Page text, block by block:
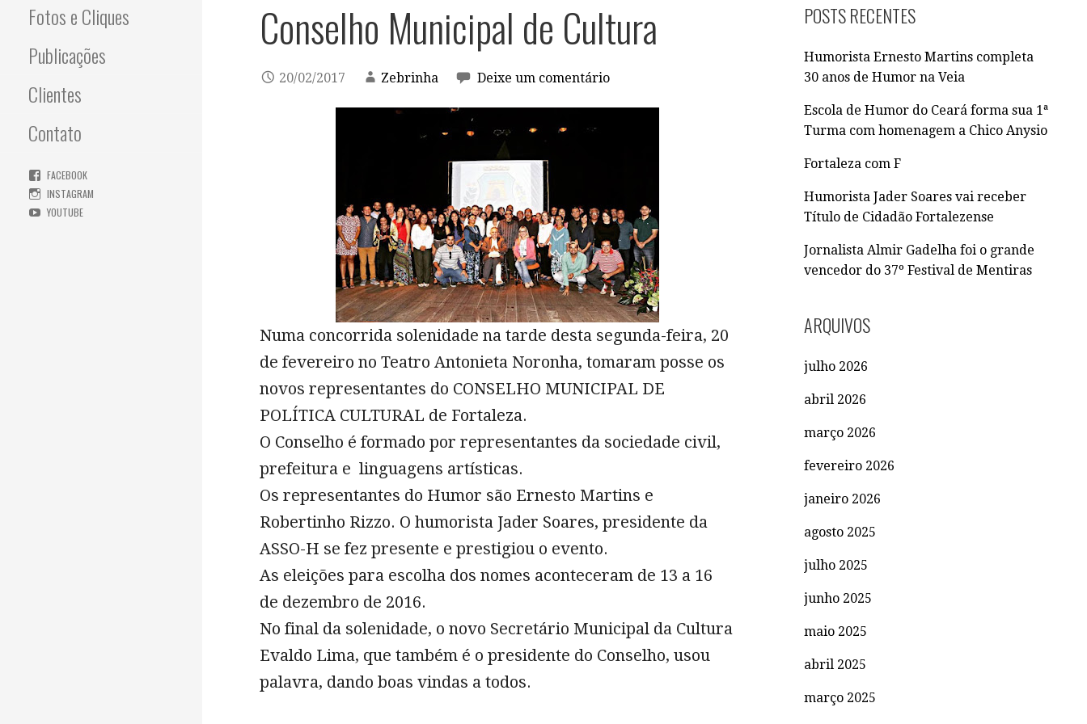
Fotos e Cliques
Publicações
Clientes
Contato
FACEBOOK
INSTAGRAM
YOUTUBE
Conselho Municipal de Cultura
20/02/2017 Zebrinha Deixe um comentário
Numa concorrida solenidade na tarde desta segunda-feira, 20
de fevereiro no Teatro Antonieta Noronha, tomaram posse os
novos representantes do CONSELHO MUNICIPAL DE
POLÍTICA CULTURAL de Fortaleza.
O Conselho é formado por representantes da sociedade civil,
prefeitura e linguagens artísticas.
Os representantes do Humor são Ernesto Martins e
Robertinho Rizzo. O humorista Jader Soares, presidente da
ASSO-H se fez presente e prestigiou o evento.
As eleições para escolha dos nomes aconteceram de 13 a 16
de dezembro de 2016.
No final da solenidade, o novo Secretário Municipal da Cultura
Evaldo Lima, que também é o presidente do Conselho, usou
palavra, dando boas vindas a todos.
Q
U
S
A
R
P
R
POSTS RECENTES
Humorista Ernesto Martins completa
30 anos de Humor na Veia
Escola de Humor do Ceará forma sua 1ª
Turma com homenagem a Chico Anysio
Fortaleza com F
Humorista Jader Soares vai receber
Título de Cidadão Fortalezense
Jornalista Almir Gadelha foi o grande
vencedor do 37º Festival de Mentiras
ARQUIVOS
julho 2026
abril 2026
março 2026
fevereiro 2026
janeiro 2026
agosto 2025
julho 2025
junho 2025
maio 2025
abril 2025
março 2025